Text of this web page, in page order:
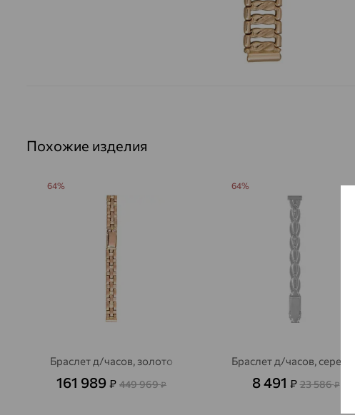
Похожие изделия
Браслет д/часов, золото
161 989 ₽ 449 969₽
64%
Браслет д/часов, серебро
8 491 ₽ 23 586₽
64%